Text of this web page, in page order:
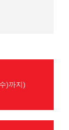
)까지)